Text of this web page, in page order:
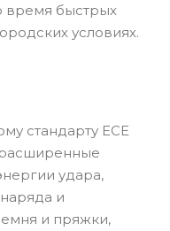
время быстрых
условиях.
стандарту ECE
расширенные
удара,
и
и пряжки,